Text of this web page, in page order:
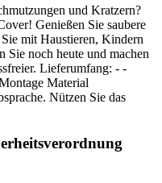
und Kratzern?
Genießen Sie saubere
mit Haustieren, Kindern
Sie noch heute und machen
Lieferumfang: - -
Material
Nützen Sie das